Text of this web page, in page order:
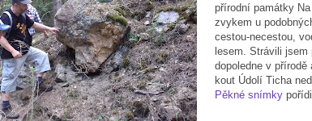
přírodní památky
zvykem u
cestou-necestou,
lesem. Strávili jsem
dopoledne v
kout Údolí Ticha
Pěkné snímky